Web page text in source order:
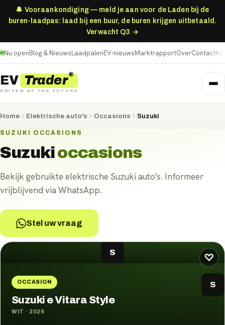
🔔 Vooraankondiging — meld je aan voor de Laden bij de
buren-laadpas: laad bij een buur, de buren krijgen uitbetaald.
Verwacht Q3 →
Nu openBlog & NieuwsLaadpalenEV-nieuwsMarktrapportOverContact
EV Trader®
DRIVEN BY THE FUTURE
Home Elektrische auto's Occasions Suzuki
SUZUKI OCCASIONS
Suzukioccasions
Bekijk gebruikte elektrische Suzuki auto's. Informeer
vrijblijvend via WhatsApp.
Stel uw vraag
Suzuki
♡
S
OCCASION S
Suzuki e Vitara Style
WIT · 2026